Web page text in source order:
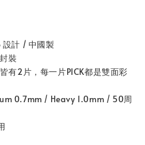
計 / 中國製
裝
有2片，每一片PICK都是雙面彩
0.7mm / Heavy 1.0mm / 50周